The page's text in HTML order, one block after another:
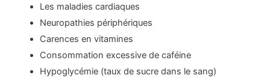
Les maladies cardiaques
Neuropathies périphériques
Carences en vitamines
Consommation excessive de caféine
Hypoglycémie (taux de sucre dans le sang)